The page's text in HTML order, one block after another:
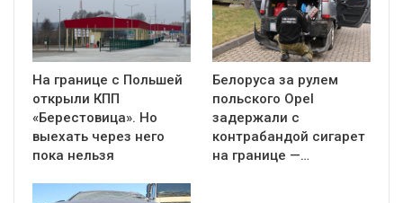
На границе с Польшей
открыли КПП
«Берестовица». Но
выехать через него
пока нельзя
Белоруса за рулем
польского Opel
задержали с
контрабандой сигарет
на границе —…